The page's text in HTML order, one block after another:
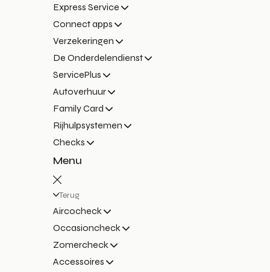
Express Service
Connect apps
Verzekeringen
De Onderdelendienst
ServicePlus
Autoverhuur
Family Card
Rijhulpsystemen
Checks
Menu
Terug
Aircocheck
Occasioncheck
Zomercheck
Accessoires